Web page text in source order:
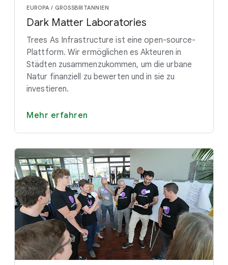
EUROPA / GROSSBRITANNIEN
Dark Matter Laboratories
Trees As Infrastructure ist eine open-source-
Plattform. Wir ermöglichen es Akteuren in
Städten zusammenzukommen, um die urbane
Natur finanziell zu bewerten und in sie zu
investieren.
Mehr erfahren